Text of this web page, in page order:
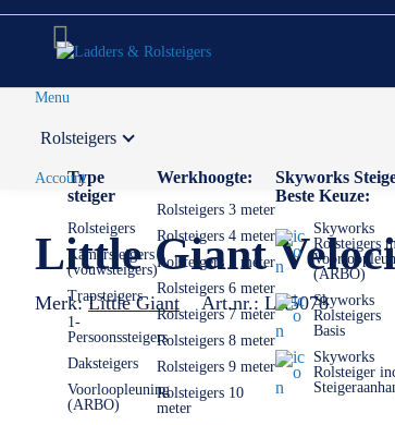
Menu
Rolsteigers
Type
steiger
Rolsteigers
Kamersteigers
(vouwsteigers)
Trapsteigers
1-
Persoonssteigers
Daksteigers
Voorloopleuning
(ARBO)
Werkhoogte:
Rolsteigers 3 meter
Rolsteigers 4 meter
Rolsteigers 5 meter
Rolsteigers 6 meter
Rolsteigers 7 meter
Rolsteigers 8 meter
Rolsteigers 9 meter
Rolsteigers 10
meter
Skyworks
Beste Keuze:
Skyworks
Rolsteigers
(ARBO)
Skyworks
Rolsteigers
Basis
Skyworks
Rolsteiger
Account
Little Giant
Merk: Little Giant Art.nr.: LR5078